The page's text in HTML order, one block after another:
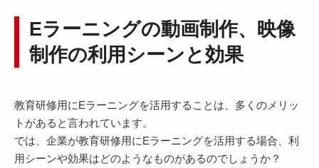
Eラーニングの動画制作、映像
制作の利用シーンと効果
教育研修用にEラーニングを活用することは、多くのメリッ
トがあると言われています。
では、企業が教育研修用にEラーニングを活用する場合、利
用シーンや効果はどのようなものがあるのでしょうか？